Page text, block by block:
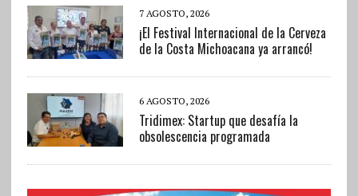
7 AGOSTO, 2026
¡El Festival Internacional de la Cerveza
de la Costa Michoacana ya arrancó!
6 AGOSTO, 2026
Tridimex: Startup que desafía la
obsolescencia programada